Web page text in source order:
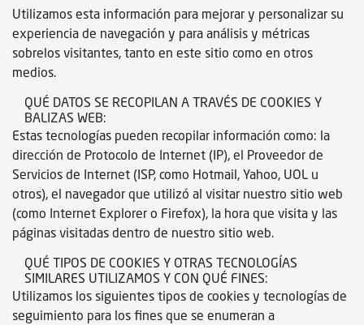
Utilizamos esta información para mejorar y personalizar su
experiencia de navegación y para análisis y métricas
sobrelos visitantes, tanto en este sitio como en otros
medios.
QUÉ DATOS SE RECOPILAN A TRAVÉS DE COOKIES Y
BALIZAS WEB:
Estas tecnologías pueden recopilar información como: la
dirección de Protocolo de Internet (IP), el Proveedor de
Servicios de Internet (ISP, como Hotmail, Yahoo, UOL u
otros), el navegador que utilizó al visitar nuestro sitio web
(como Internet Explorer o Firefox), la hora que visita y las
páginas visitadas dentro de nuestro sitio web.
QUÉ TIPOS DE COOKIES Y OTRAS TECNOLOGÍAS
SIMILARES UTILIZAMOS Y CON QUÉ FINES:
Utilizamos los siguientes tipos de cookies y tecnologías de
seguimiento para los fines que se enumeran a